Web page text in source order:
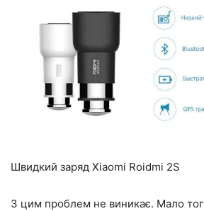
Швидкий заряд Xiaomi Roidmi 2S
З цим проблем не виникає. Мало